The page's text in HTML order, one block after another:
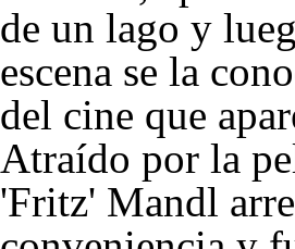
de un lago y
escena se la
del cine que
Atraído por la
'Fritz' Mandl